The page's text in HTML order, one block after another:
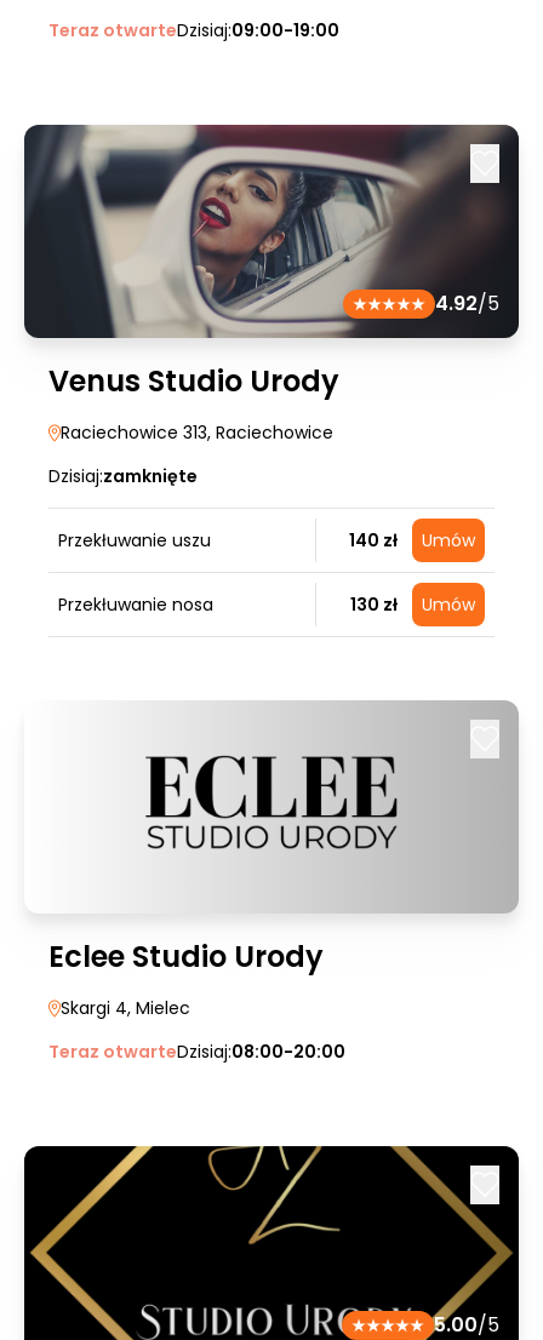
Teraz otwarteDzisiaj:09:00-19:00
4.92/5
Venus Studio Urody
Raciechowice 313, Raciechowice
Dzisiaj:zamknięte
Przekłuwanie uszu 140 zł Umów
Przekłuwanie nosa 130 zł Umów
Eclee Studio Urody
Skargi 4, Mielec
Teraz otwarteDzisiaj:08:00-20:00
5.00/5